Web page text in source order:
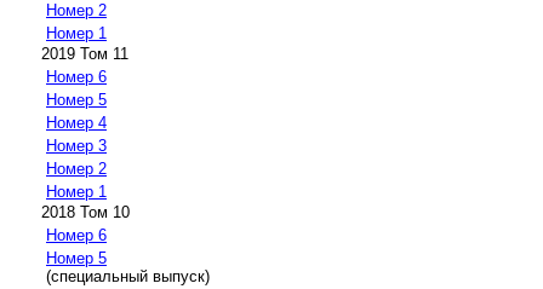
Номер 2
Номер 1
2019 Том 11
Номер 6
Номер 5
Номер 4
Номер 3
Номер 2
Номер 1
2018 Том 10
Номер 6
Номер 5
(специальный выпуск)